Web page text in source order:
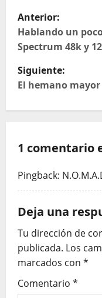
N
a
v
e
g
i
ó
n
d
e
Anterior:
Hablando un
Spectrum 48k y
Siguiente:
El hemano
1 comentario
Pingback:
Deja una
Tu dirección de
publicada. Los
marcados con *
Comentario *